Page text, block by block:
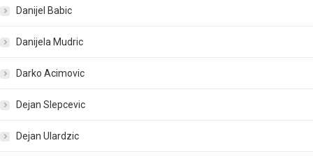
Danijel Babic
Danijela Mudric
Darko Acimovic
Dejan Slepcevic
Dejan Ulardzic